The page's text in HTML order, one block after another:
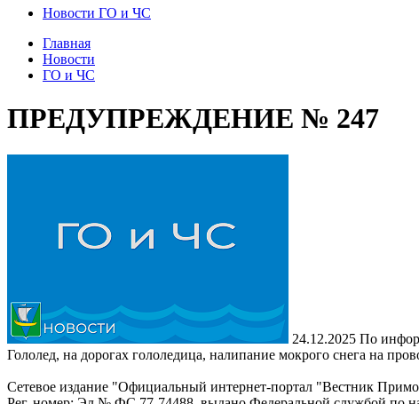
Новости ГО и ЧС
Главная
Новости
ГО и ЧС
ПРЕДУПРЕЖДЕНИЕ № 247
24.12.2025 По
Гололед, на дорогах гололедица, налипание мокрого снега на
Сетевое издание "Официальный интернет-портал "Вестник